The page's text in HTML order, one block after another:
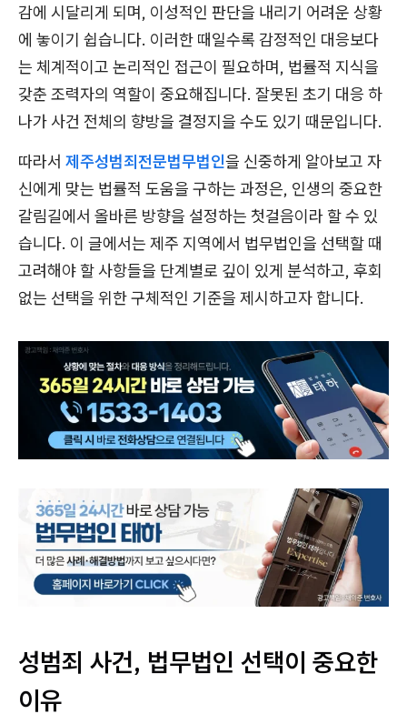
감에 시달리게 되며, 이성적인 판단을 내리기 어려운 상황
에 놓이기 쉽습니다. 이러한 때일수록 감정적인 대응보다
는 체계적이고 논리적인 접근이 필요하며, 법률적 지식을
갖춘 조력자의 역할이 중요해집니다. 잘못된 초기 대응 하
나가 사건 전체의 향방을 결정지을 수도 있기 때문입니다.
따라서 제주성범죄전문법무법인을 신중하게 알아보고 자
신에게 맞는 법률적 도움을 구하는 과정은, 인생의 중요한
갈림길에서 올바른 방향을 설정하는 첫걸음이라 할 수 있
습니다. 이 글에서는 제주 지역에서 법무법인을 선택할 때
고려해야 할 사항들을 단계별로 깊이 있게 분석하고, 후회
없는 선택을 위한 구체적인 기준을 제시하고자 합니다.
성범죄 사건, 법무법인 선택이 중요한
이유